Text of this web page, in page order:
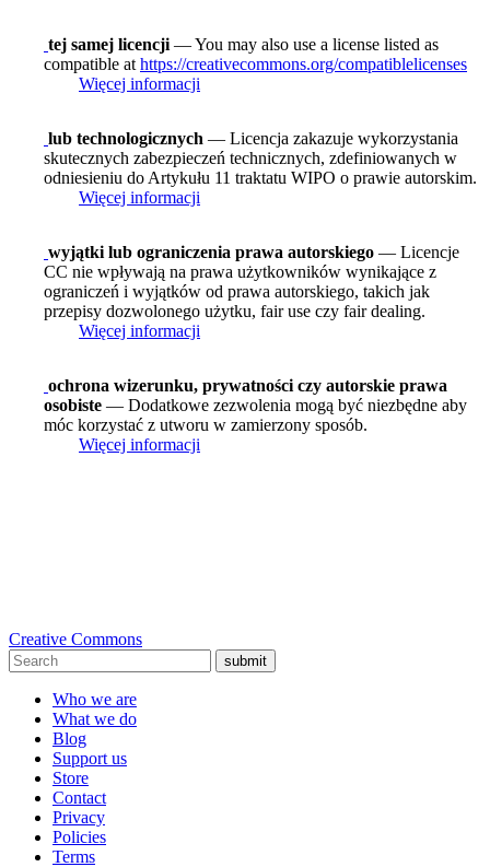
tej samej licencji — You may also use a license listed as
compatible at https://creativecommons.org/compatiblelicenses
Więcej informacji
lub technologicznych — Licencja zakazuje wykorzystania
skutecznych zabezpieczeń technicznych, zdefiniowanych w
odniesieniu do Artykułu 11 traktatu WIPO o prawie autorskim.
Więcej informacji
wyjątki lub ograniczenia prawa autorskiego — Licencje
CC nie wpływają na prawa użytkowników wynikające z
ograniczeń i wyjątków od prawa autorskiego, takich jak
przepisy dozwolonego użytku, fair use czy fair dealing.
Więcej informacji
ochrona wizerunku, prywatności czy autorskie prawa
osobiste — Dodatkowe zezwolenia mogą być niezbędne aby
móc korzystać z utworu w zamierzony sposób.
Więcej informacji
Creative Commons
submit
Who we are
What we do
Blog
Support us
Store
Contact
Privacy
Policies
Terms